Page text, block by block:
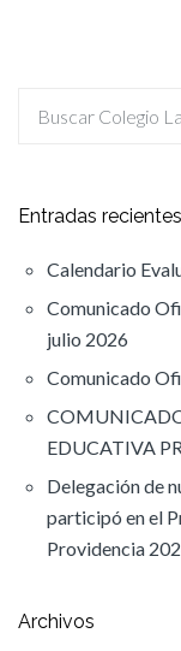
Entradas recientes
Calendario
Comunicado
julio 2026
Comunicado
EDUCATIVA
Delegación de
participó en el
Providencia
Archivos